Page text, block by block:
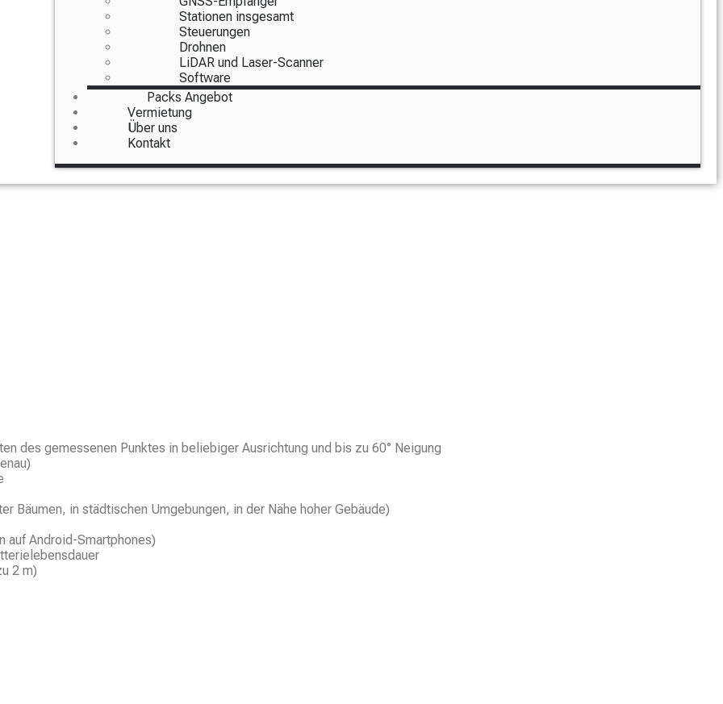
Stationen insgesamt
Steuerungen
Drohnen
LiDAR und Laser-Scanner
Software
Packs Angebot
Vermietung
Über uns
Kontakt
des gemessenen Punktes in beliebiger Ausrichtung und bis zu 60° Neigung
Bäumen, in städtischen Umgebungen, in der Nähe hoher Gebäude)
auf Android-Smartphones)
2 m)